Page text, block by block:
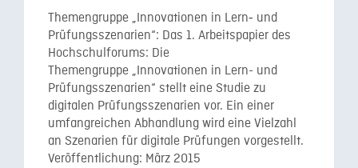
Themengruppe „Innovationen in Lern‐ und
Prüfungsszenarien“: Das 1. Arbeitspapier des
Hochschulforums: Die
Themengruppe „Innovationen in Lern- und
Prüfungsszenarien“ stellt eine Studie zu
digitalen Prüfungsszenarien vor. Ein einer
umfangreichen Abhandlung wird eine Vielzahl
an Szenarien für digitale Prüfungen vorgestellt.
Veröffentlichung: März 2015